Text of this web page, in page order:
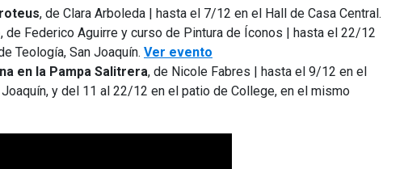
, de Clara Arboleda | hasta el 7/12 en el Hall de Casa Central.
, de Federico Aguirre y curso de Pintura de Íconos | hasta el 22/12
Teología, San Joaquín. Ver evento
en la Pampa Salitrera, de Nicole Fabres | hasta el 9/12 en el
y del 11 al 22/12 en el patio de College, en el mismo